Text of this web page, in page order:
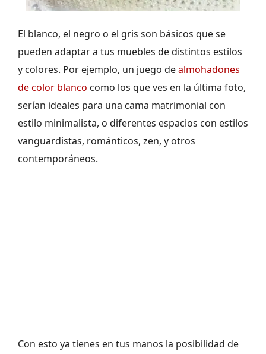
El blanco, el negro o el gris son básicos que se
pueden adaptar a tus muebles de distintos estilos
y colores. Por ejemplo, un juego dealmohadones
de color blanco como los que ves en la última foto,
serían ideales para una cama matrimonial con
estilo minimalista, o diferentes espacios con estilos
vanguardistas, románticos, zen, y otros
contemporáneos.
Con esto ya tienes en tus manos la posibilidad de